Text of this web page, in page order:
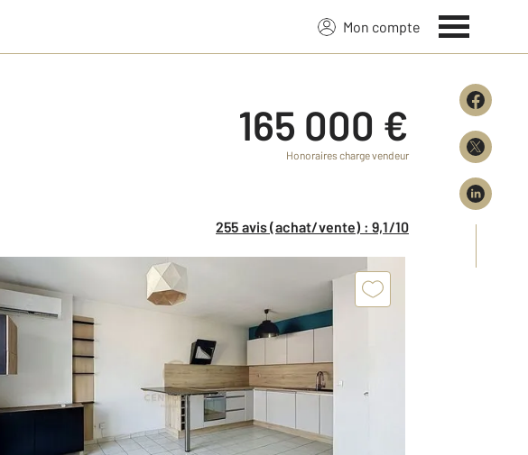
Mon compte
165 000 €
Honoraires charge vendeur
255 avis (achat/vente) : 9,1/10